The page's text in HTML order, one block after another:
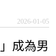
2026-01-05
」成為男